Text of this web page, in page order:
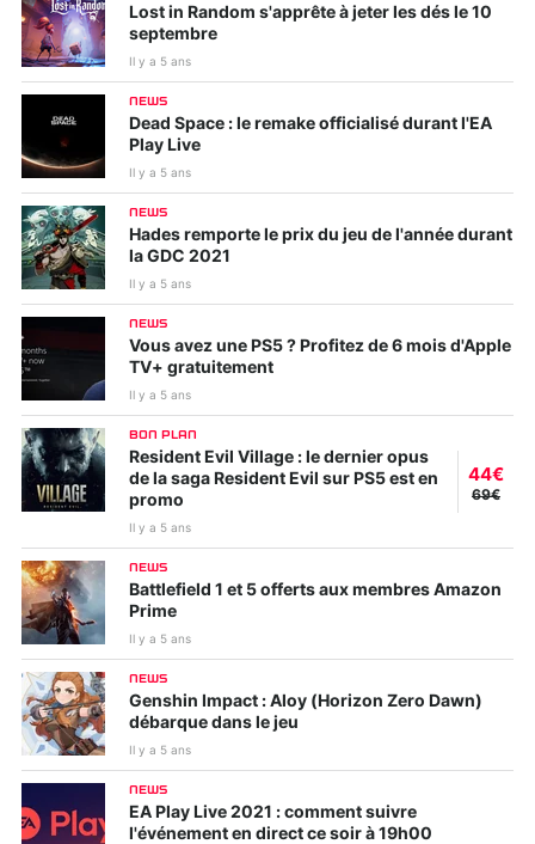
Lost in Random s'apprête à jeter les dés le 10
septembre
Il y a 5 ans
NEWS
Dead Space : le remake officialisé durant l'EA
Play Live
Il y a 5 ans
NEWS
Hades remporte le prix du jeu de l'année durant
la GDC 2021
Il y a 5 ans
NEWS
Vous avez une PS5 ? Profitez de 6 mois d'Apple
TV+ gratuitement
Il y a 5 ans
BON PLAN
Resident Evil Village : le dernier opus
de la saga Resident Evil sur PS5 est en
promo
Il y a 5 ans
44€
69€
NEWS
Battlefield 1 et 5 offerts aux membres Amazon
Prime
Il y a 5 ans
NEWS
Genshin Impact : Aloy (Horizon Zero Dawn)
débarque dans le jeu
Il y a 5 ans
NEWS
EA Play Live 2021 : comment suivre
l'événement en direct ce soir à 19h00